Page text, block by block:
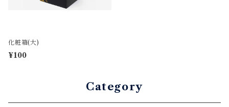
化粧箱(大)
¥100
Category